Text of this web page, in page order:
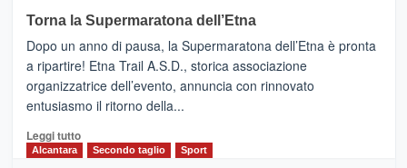
BROOKS
SuperMaratona
dell’Etna,
presentata
2026
Torna la Supermaratona dell’Etna
Dopo un anno di pausa, la Supermaratona dell’Etna è pronta
a ripartire! Etna Trail A.S.D., storica associazione
organizzatrice dell’evento, annuncia con rinnovato
entusiasmo il ritorno della...
Leggi tuttoLeggi
Alcantara Secondo taglio Sport